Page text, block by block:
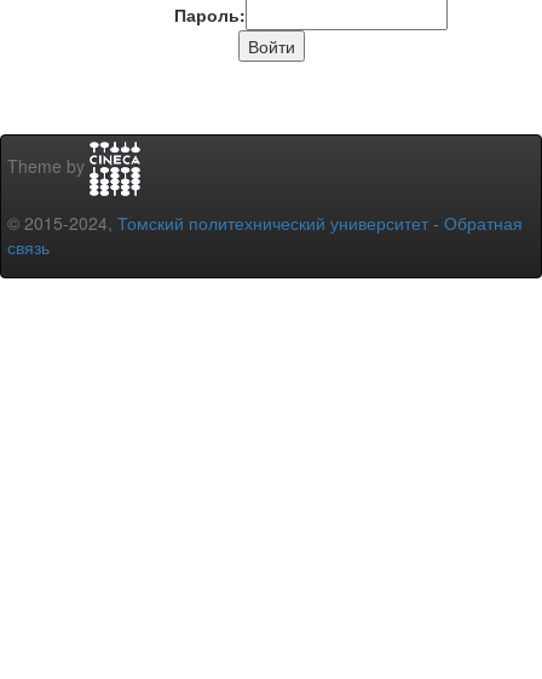
Пароль:
Theme by
© 2015-2024, Томский политехнический университет - Обратная
связь